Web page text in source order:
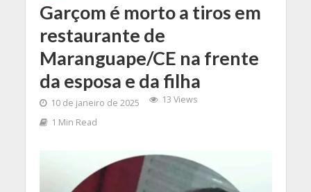
Garçom é morto a tiros em
restaurante de
Maranguape/CE na frente
da esposa e da filha
10 de janeiro de 2025
13 Views
1 Min Read